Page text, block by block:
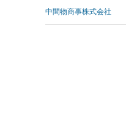
中間物商事株式会社